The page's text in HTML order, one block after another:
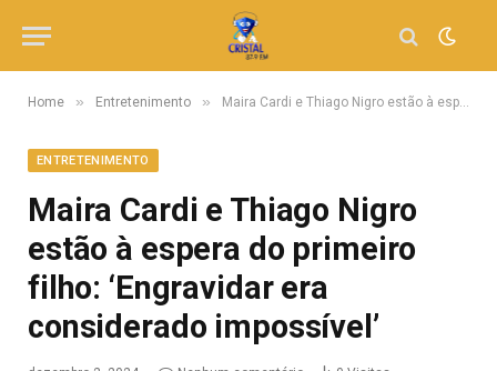
Home » Entretenimento » Maira Cardi e Thiago Nigro estão à espera do primeiro filho: ‘Engravidar era considerado impossível’
ENTRETENIMENTO
Maira Cardi e Thiago Nigro
estão à espera do primeiro
filho: ‘Engravidar era
considerado impossível’